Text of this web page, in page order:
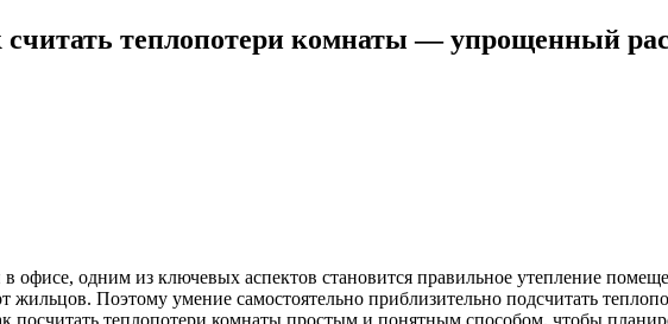
теплопотери комнаты — упрощенный
в офисе, одним из ключевых аспектов становится правильное утепление
жильцов. Поэтому умение самостоятельно приблизительно подсчитать
посчитать теплопотери комнаты простым и понятным способом, чтобы